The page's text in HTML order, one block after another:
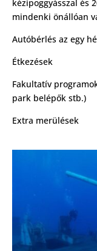
kézipoggyásszal és
mindenki önállóan
Autóbérlés az egy
Étkezések
Fakultatív
park belépők stb.)
Extra merülések